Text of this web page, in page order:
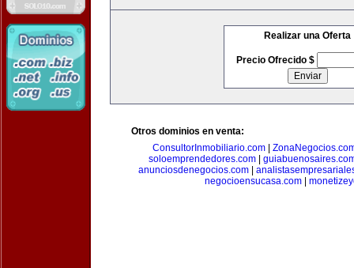
Realizar una Oferta
Precio Ofrecido $
Otros dominios en venta:
ConsultorInmobiliario.com|
soloemprendedores.com|
anunciosdenegocios.com|
negocioensucasa.com|